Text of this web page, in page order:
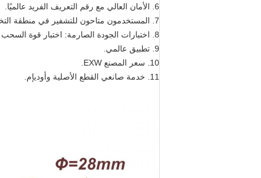
6. الأمان العالي مع رقم التعريف الفريد عالميًا.
7. المستخدمون متاحون للتشفير في منطقة التخزين.
8. اختبارات الجودة الصارمة: اختبار قوة السحب ، اختبار تركيب العلامة ، اختبار التجوية ، اختبار مقاومة التآكل ، إلخ.
9. تطبيق عالمي.
10. سعر المصنع EXW.
11. خدمة صانعي القطع الأصلية وأوديإم.